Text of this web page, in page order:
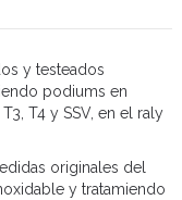
y testeados
podiums en
T4 y SSV, en el raly
originales del
y tratamiendo